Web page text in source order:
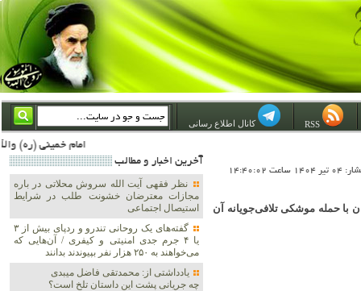
کانال اطلاع رسانی
امام خمینی (ره) والله اسلام تمامش سیاست است؛ ***** امام شهید: به گفتار امام و کردار امام اهتمام بورزید ***** امام خمینی(ره): ان شاء الله ما اندوه دلمان را در وقت مناسب با انتقام از امریکا
14:40:02
با حمله موشکی تلافی‌جویانه آن
آخرين اخبار و مطالب
نظر فقهی آیت الله سروش محلاتی در باره
مجازات معترضان خشونت طلب در شرایط
استیصال اجتماعی
گفته‌های یک روحانی تندرو و ردپای بیش از ۳
یا ۴ جرم جدی امنیتی و کیفری / آن‌هایی که
می‌خواهند به ۲۵۰ هزار نفر بپیوندند بدانند
یادداشتی از: محمدتقی فاضل میبدی
چه جریانی پشت این داستان تلخ است؟